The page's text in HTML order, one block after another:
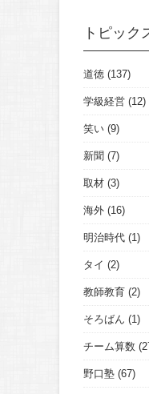
トピック
道徳 (137)
学級経営 (12)
笑い (9)
新聞 (7)
取材 (3)
海外 (16)
明治時代 (1)
タイ (2)
教師教育 (2)
そろばん (1)
チーム算数
野口塾 (67)